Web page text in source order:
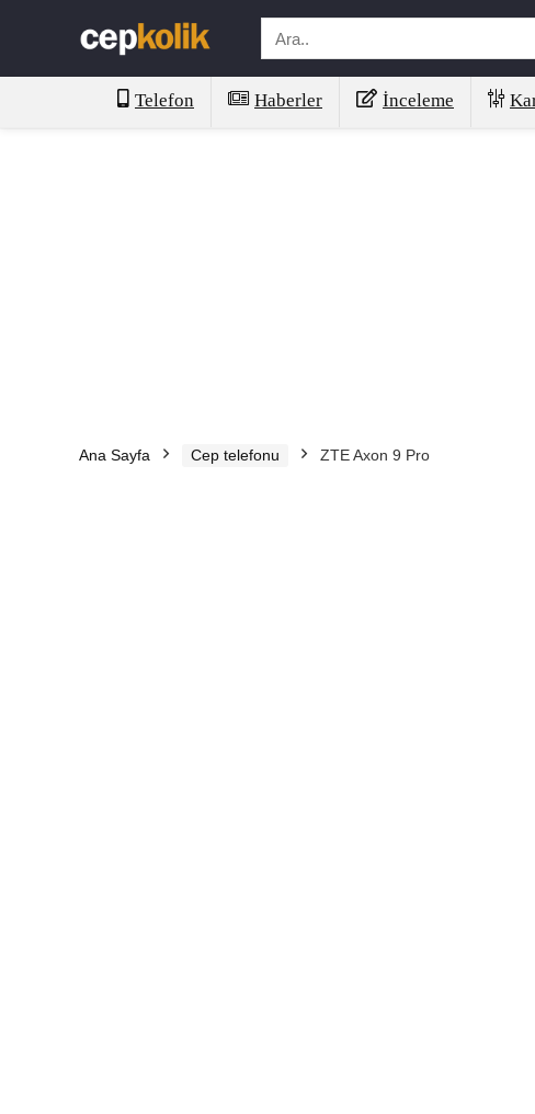
Telefon Haberler İnceleme
Ana Sayfa Cep telefonu ZTE Axon 9 Pro